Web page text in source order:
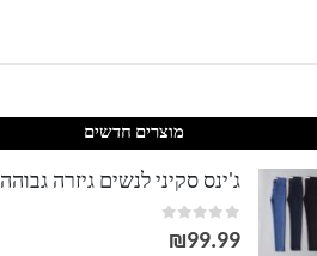
מוצרים חדשים
ג'ינס סקיני לנשים גיזרה גבוהה
0
out of 5
₪99.99